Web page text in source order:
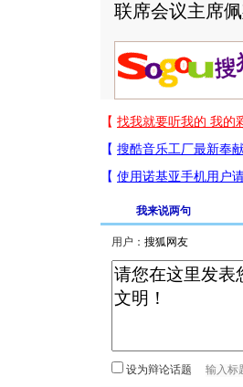
联席会议主席
我来说两句
用户：
设为辩论话题